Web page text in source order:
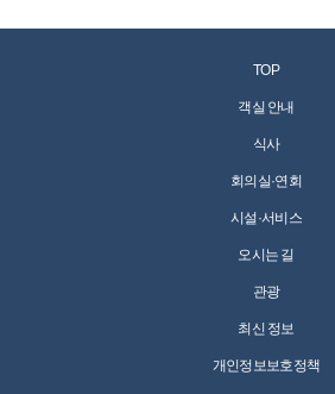
TOP
객실 안내
식사
회의실·연회
시설·서비스
오시는 길
관광
최신 정보
개인정보보호정책